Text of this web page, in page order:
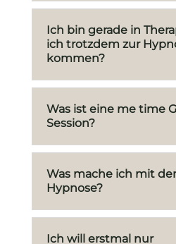
Ich bin gerade in
ich trotzdem zur
kommen?
Was ist eine me time
Session?
Was mache ich mit
Hypnose?
Ich will erstmal nur